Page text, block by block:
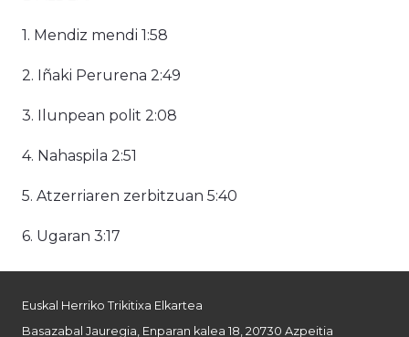
1. Mendiz mendi 1:58
2. Iñaki Perurena 2:49
3. Ilunpean polit 2:08
4. Nahaspila 2:51
5. Atzerriaren zerbitzuan 5:40
6. Ugaran 3:17
Euskal Herriko Trikitixa Elkartea
Basazabal Jauregia, Enparan kalea 18, 20730 Azpeitia